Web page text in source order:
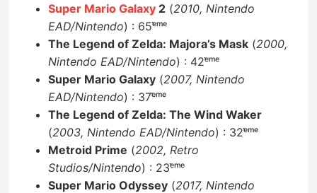
Super Mario Galaxy 2 (2010, Nintendo
EAD/Nintendo) : 65ᵉ̀ᵐᵉ
The Legend of Zelda: Majora’s Mask (2000,
Nintendo EAD/Nintendo) : 42ᵉ̀ᵐᵉ
Super Mario Galaxy (2007, Nintendo
EAD/Nintendo) : 37ᵉ̀ᵐᵉ
The Legend of Zelda: The Wind Waker
(2003, Nintendo EAD/Nintendo) : 32ᵉ̀ᵐᵉ
Metroid Prime (2002, Retro
Studios/Nintendo) : 23ᵉ̀ᵐᵉ
Super Mario Odyssey (2017, Nintendo